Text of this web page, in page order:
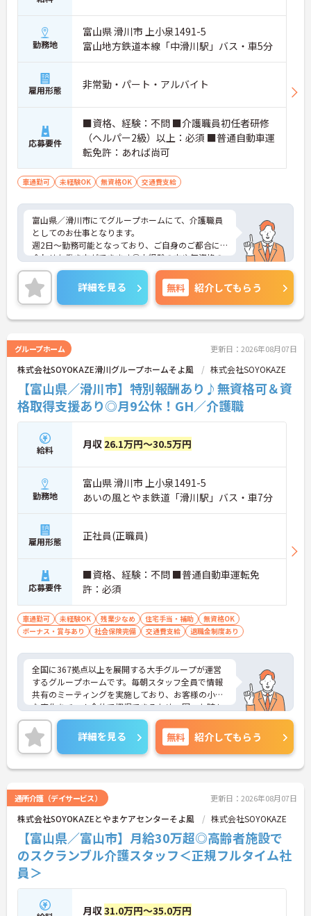
間、旅行など自分のための時間を大切にできます。
【身だしなみの自由度が高く、ご自身のスタイルで
イキイキと活躍できます】
がら、自分らしい働き方が叶うストレスフリーな職
場です
【多職種連携と豊富なサービス展開のもとで、将来
のキャリアを描ける環境です】
・在宅系から入居系まで携わることができるため、
介護のプロフェッショナルへと成長できます
・マネジメント層を目指す方を支援しており、70歳
までの再雇用制度のもとで長期的に働けます
勤務地
富山県 滑川市 上小泉1491-5
富山地方鉄道本線「中滑川駅」バス・車5分
雇用形態 非常勤・パート・アルバイト
応募要件
■資格、経験：不問 ■介護職員初任者研修
（ヘルパー2級）以上：必須 ■普通自動車運
転免許：あれば尚可
車通勤可 未経験OK 無資格OK 交通費支給
富山県／滑川市にてグループホームにて、介護職員
としてのお仕事となります。
週2日～勤務可能となっており、ご自身のご都合に
合わせた働き方ができます◎未経験の方や無資格の
方も応募できるので、これから介護職を始めてみた
いという方にお勧めの求人です！
ご興味ある方は面接ポイントをお伝えしますので、
お気軽にお問い合わせください♪
詳細を見る 無料 紹介してもらう
グループホーム 更新日：2026年08月07日
株式会社SOYOKAZE滑川グループホームそよ風 株式会社SOYOKAZE
【富山県／滑川市】特別報酬あり♪無資格可＆資
格取得支援あり◎月9公休！GH／介護職
給料 月収 26.1万円～30.5万円
勤務地
富山県 滑川市 上小泉1491-5
あいの風とやま鉄道「滑川駅」バス・車7分
雇用形態 正社員(正職員)
応募要件
■資格、経験：不問 ■普通自動車運転免
許：必須
車通勤可 未経験OK 残業少なめ 住宅手当・補助
無資格OK
ボーナス・賞与あり
社会保険完備 交通費支給 退職金制度あり
全国に367拠点以上を展開する大手グループが運営
するグループホームです。毎朝スタッフ全員で情報
共有のミーティングを実施しており、お客様の小さ
な変化をチーム全体で把握できるため、困った時も
すぐに相談できる安心の体制が整っています。待遇
面では、賞与年2回に加え、日々の努力や売上への
寄与を評価する特別報酬が支給されるため、高いモ
チベーションを保ちながら勤務できる環境です。さ
らに、清潔感があれば髪色やネイルなどの規定がな
イルで働くことができます。認知症ケアの専門性を
高めたい方にも最適な環境であり、手厚い研修体制
を通じて働きながらスキルアップを目指すことも可
能です。年間17日のリフレッシュ休暇や定年後の再
雇用制度など、長期的にキャリアを描ける福利厚生
も大きな魅力です。
★おすすめPOINT★
働ける環境です】
詳細を見る 無料 紹介してもらう
通所介護（デイサービス） 更新日：2026年08月07日
株式会社SOYOKAZEとやまケアセンターそよ風 株式会社SOYOKAZE
【富山県／富山市】月給30万超◎高齢者施設で
のスクランブル介護スタッフ＜正規フルタイム社
員＞
月収31.0万円～35.0万円